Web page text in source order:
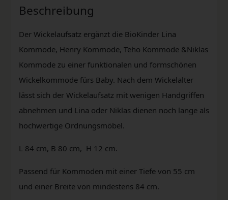
Beschreibung
Der Wickelaufsatz ergänzt die BioKinder Lina
Kommode, Henry Kommode, Teho Kommode &Niklas
Kommode zu einer funktionalen und formschönen
Wickelkommode fürs Baby. Nach dem Wickelalter
lässt sich der Wickelaufsatz mit wenigen Handgriffen
abnehmen und Lina oder Niklas dienen noch lange als
hochwertige Ordnungsmöbel.
L 84 cm, B 80 cm, H 12 cm.
Passend für Kommoden mit einer Tiefe von 55 cm
und einer Breite von mindestens 84 cm.